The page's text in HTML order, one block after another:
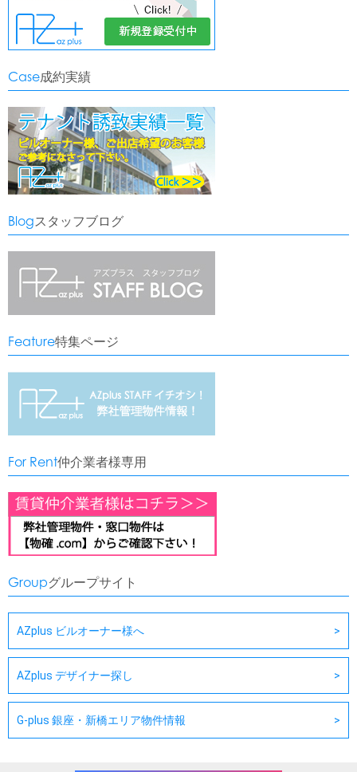
Case成約実績
Blogスタッフブログ
Feature特集ページ
For Rent仲介業者様専用
Groupグループサイト
AZplus ビルオーナー様へ
AZplus デザイナー探し
G-plus 銀座・新橋エリア物件情報